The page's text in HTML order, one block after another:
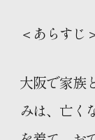
＜あらすじ
大阪で家族
みは、亡く